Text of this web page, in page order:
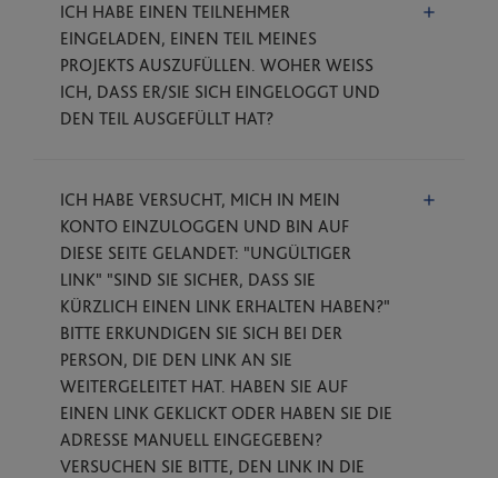
ICH HABE EINEN TEILNEHMER
EINGELADEN, EINEN TEIL MEINES
PROJEKTS AUSZUFÜLLEN. WOHER WEISS I
CH, DASS ER/SIE SICH EINGELOGGT UND D
EN TEIL AUSGEFÜLLT HAT?
ICH HABE VERSUCHT, MICH IN MEIN
KONTO EINZULOGGEN UND BIN AUF
DIESE SEITE GELANDET: "UNGÜLTIGER
LINK" "SIND SIE SICHER, DASS SIE
KÜRZLICH EINEN LINK ERHALTEN HABEN?"
BITTE ERKUNDIGEN SIE SICH BEI DER
PERSON, DIE DEN LINK AN SIE
WEITERGELEITET HAT. HABEN SIE AUF
EINEN LINK GEKLICKT ODER HABEN SIE DIE
ADRESSE MANUELL EINGEGEBEN?
VERSUCHEN SIE BITTE, DEN LINK IN DIE